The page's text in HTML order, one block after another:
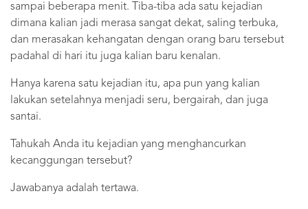
sampai beberapa menit. Tiba-tiba ada satu kejadian
dimana kalian jadi merasa sangat dekat, saling terbuka,
dan merasakan kehangatan dengan orang baru tersebut
padahal di hari itu juga kalian baru kenalan.
Hanya karena satu kejadian itu, apa pun yang kalian
lakukan setelahnya menjadi seru, bergairah, dan juga
santai.
Tahukah Anda itu kejadian yang menghancurkan
kecanggungan tersebut?
Jawabanya adalah tertawa.